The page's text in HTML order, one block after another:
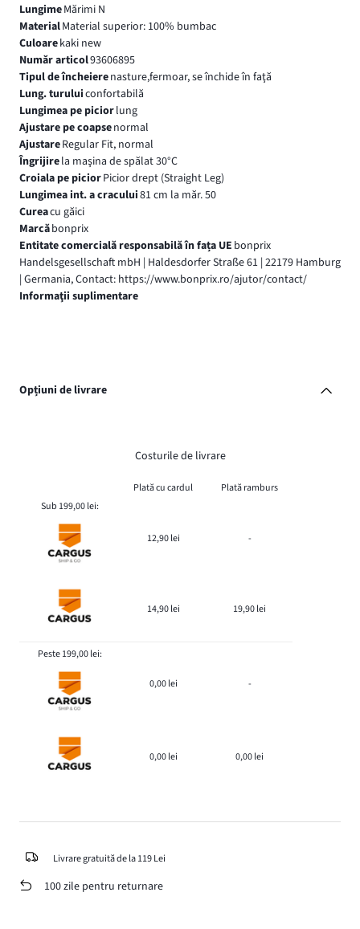
LungimeMărimi N
MaterialMaterial superior: 100% bumbac
Culoarekaki new
Număr articol93606895
Tipul de încheierenasture,fermoar, se închide în faţă
Lung. turuluiconfortabilă
Lungimea pe piciorlung
Ajustare pe coapsenormal
AjustareRegular Fit, normal
Îngrijirela maşina de spălat 30°C
Croiala pe piciorPicior drept (Straight Leg)
Lungimea int. a cracului81 cm la măr. 50
Cureacu găici
Marcăbonprix
Entitate comercială responsabilă în fața UE bonprix
Handelsgesellschaft mbH | Haldesdorfer Straße 61 | 22179 Hamburg
| Germania, Contact: https://www.bonprix.ro/ajutor/contact/
Informaţii suplimentare
Opțiuni de livrare
Costurile de livrare
Plată cu cardul
Plată ramburs
Sub 199,00 lei:
12,90 lei -
14,90 lei 19,90 lei
Peste 199,00 lei:
0,00 lei -
0,00 lei 0,00 lei
Livrare gratuită de la 119 Lei
100 zile pentru returnare